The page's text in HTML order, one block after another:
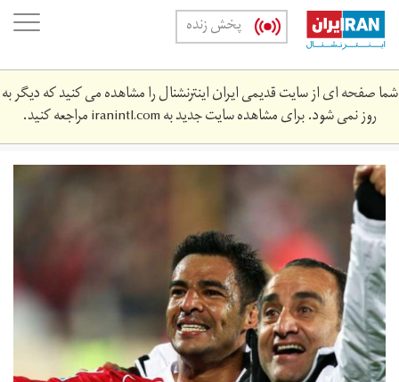
Skip
main
content
پخش زنده
شما صفحه ای از سایت قدیمی ایران اینترنشنال را مشاهده می کنید که دیگر به
روز نمی شود. برای مشاهده سایت جدید بهiranintl.comمراجعه کنید.
omana.jpg